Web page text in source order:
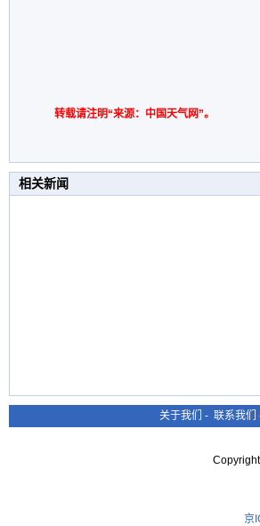
转载请注明“来源：中国天气网”。
相关新闻
关于我们 - 联系我们
京